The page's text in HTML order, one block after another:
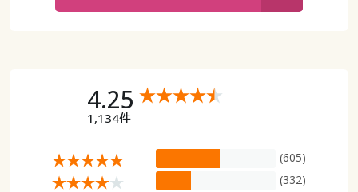
よくある質問とお問い合わせ
4.25
1,134件
(605)
(332)